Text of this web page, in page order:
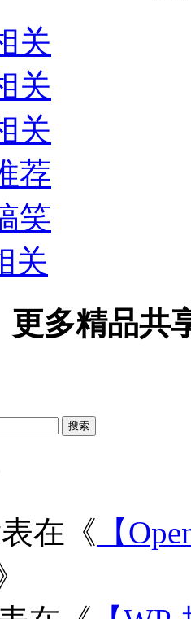
关
关
关
荐
笑
关
更多精品共
在《 【